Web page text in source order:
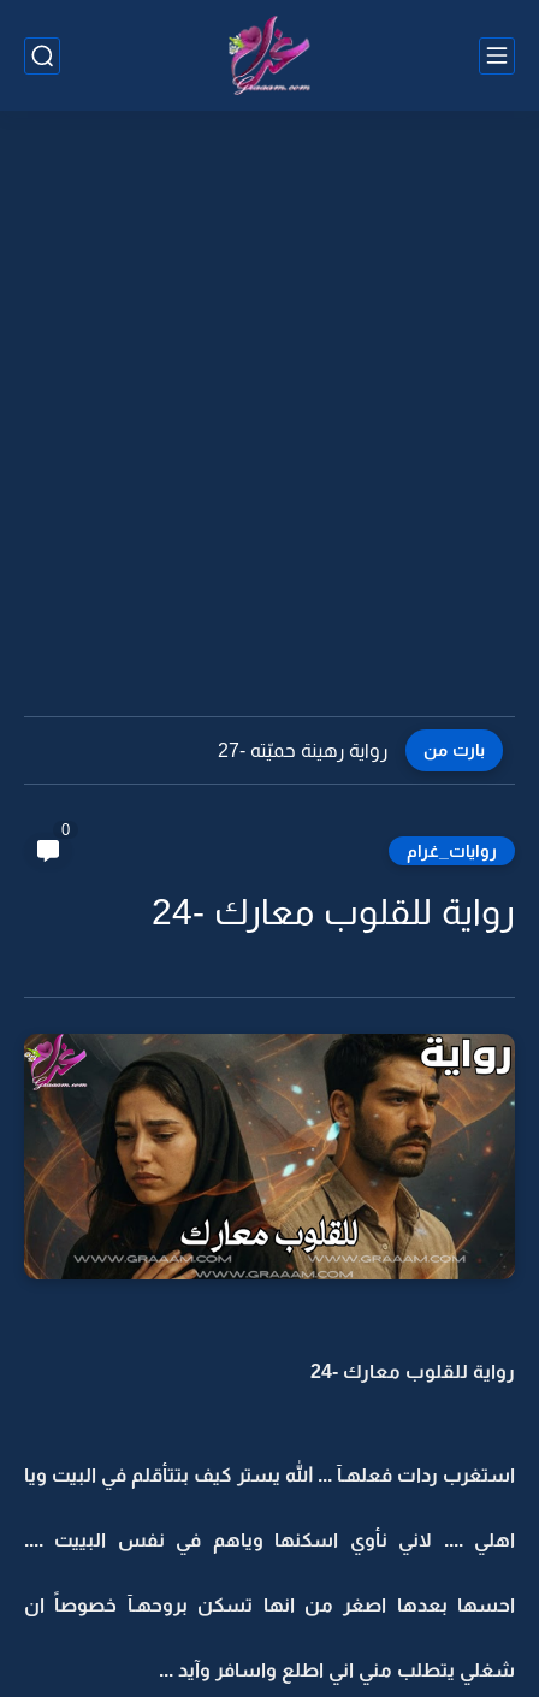
بارت من رواية رهينة حميّته -26
روايات_غرام
0
رواية للقلوب معارك -24
رواية للقلوب معارك -24
استغرب ردات فعلهـآ ... الله يستر كيف بتتأقلم في البيت ويا
اهلي .... لاني نأوي اسكنها وياهم في نفس البييت ....
احسها بعدها اصغر من انها تسكن بروحهـآ خصوصاً ان
شغلي يتطلب مني اني اطلع واسافر وآيد ...